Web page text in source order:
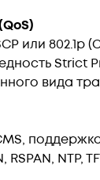
или
вида
NTP,